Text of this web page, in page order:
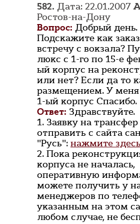
582. Дата: 22.01.2007
Ростов-на-Дону
Вопрос: Добрый день.
Подскажите как
встречу с вокзала?
люкс с 1-го по 15-е
ый корпус на
или нет? Если да то
размещением. У меня
1-ый корпус Спасибо.
Ответ: Здравствуйте.
1. Заявку на
отправить с сайта
"Русь": нажмите
2. Пока
корпуса не началась,
оперативную
можете получить у
менеджеров по
указанным на этом
любом случае, не